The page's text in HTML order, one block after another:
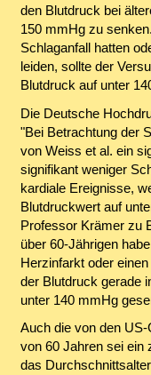
den Blutdruck bei
150 mmHg zu
Schlaganfall hatten
leiden, sollte der
Blutdruck auf unter
Die Deutsche
"Bei Betrachtung der
von Weiss et al. ein
signifikant weniger
kardiale Ereignisse,
Blutdruckwert auf
Professor Krämer zu
über 60-Jährigen
Herzinfarkt oder
der Blutdruck gerade
unter 140 mmHg
Auch die von den
von 60 Jahren sei ein
das